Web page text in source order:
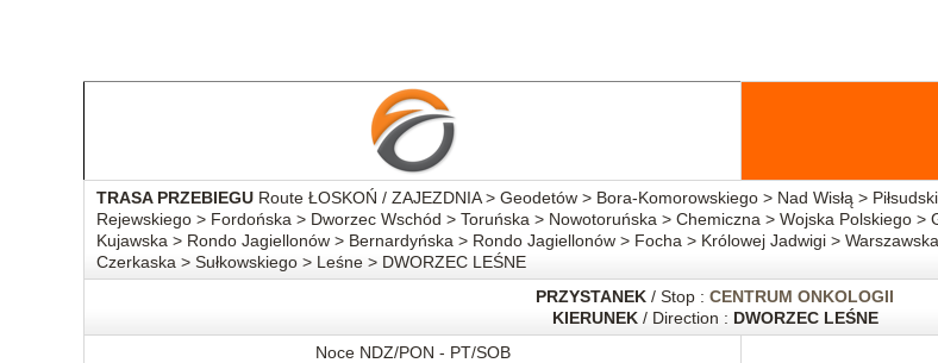
TRASA PRZEBIEGU Route ŁOSKOŃ / ZAJEZDNIA > Geodetów > Bora-Komorowskiego > Nad Wisłą >
Rejewskiego > Fordońska > Dworzec Wschód > Toruńska > Nowotoruńska > Chemiczna > Wojska Polskiego >
Kujawska > Rondo Jagiellonów > Bernardyńska > Rondo Jagiellonów > Focha > Królowej Jadwigi >
Czerkaska > Sułkowskiego > Leśne > DWORZEC LEŚNE
PRZYSTANEK / Stop : CENTRUM ONKOLOGII
KIERUNEK/ Direction : DWORZEC LEŚNE
Noce NDZ/PON - PT/SOB